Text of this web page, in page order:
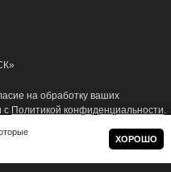
на обработку ваших
с Политикой конфиденциальности.
ХОРОШО